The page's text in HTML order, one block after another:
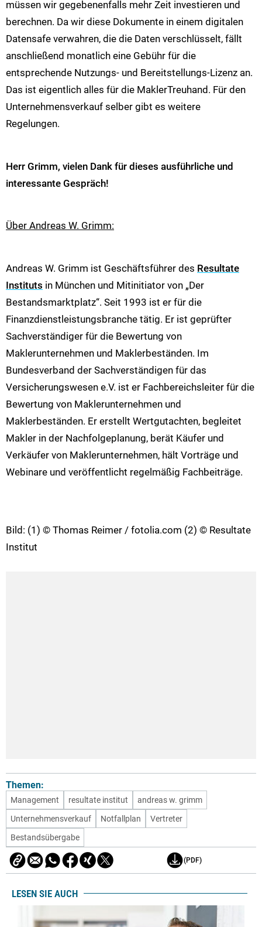
müssen wir gegebenenfalls mehr Zeit investieren und
berechnen. Da wir diese Dokumente in einem digitalen
Datensafe verwahren, die die Daten verschlüsselt, fällt
anschließend monatlich eine Gebühr für die
entsprechende Nutzungs- und Bereitstellungs-Lizenz an.
Das ist eigentlich alles für die MaklerTreuhand. Für den
Unternehmensverkauf selber gibt es weitere
Regelungen.
Herr Grimm, vielen Dank für dieses ausführliche und
interessante Gespräch!
Über Andreas W. Grimm:
Andreas W. Grimm ist Geschäftsführer des Resultate
Instituts in München und Mitinitiator von „Der
Bestandsmarktplatz“. Seit 1993 ist er für die
Finanzdienstleistungsbranche tätig. Er ist geprüfter
Sachverständiger für die Bewertung von
Maklerunternehmen und Maklerbeständen. Im
Bundesverband der Sachverständigen für das
Versicherungswesen e.V. ist er Fachbereichsleiter für die
Bewertung von Maklerunternehmen und
Maklerbeständen. Er erstellt Wertgutachten, begleitet
Makler in der Nachfolgeplanung, berät Käufer und
Verkäufer von Maklerunternehmen, hält Vorträge und
Webinare und veröffentlicht regelmäßig Fachbeiträge.
Bild: (1) © Thomas Reimer / fotolia.com (2) © Resultate
Institut
Themen:
Management resultate institut
andreas w. grimm
Unternehmensverkauf
Notfallplan
Vertreter
Bestandsübergabe
(PDF)
LESEN SIE AUCH